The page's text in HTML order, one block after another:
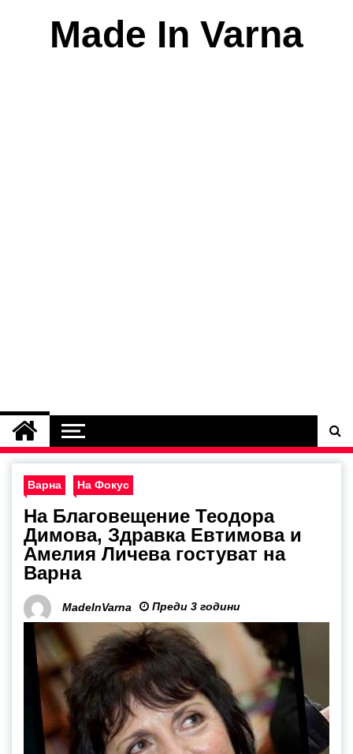
Made In Varna
Варна На Фокус
На Благовещение Теодора
Димова, Здравка Евтимова и
Амелия Личева гостуват на
Варна
MadeInVarna Преди 3 години